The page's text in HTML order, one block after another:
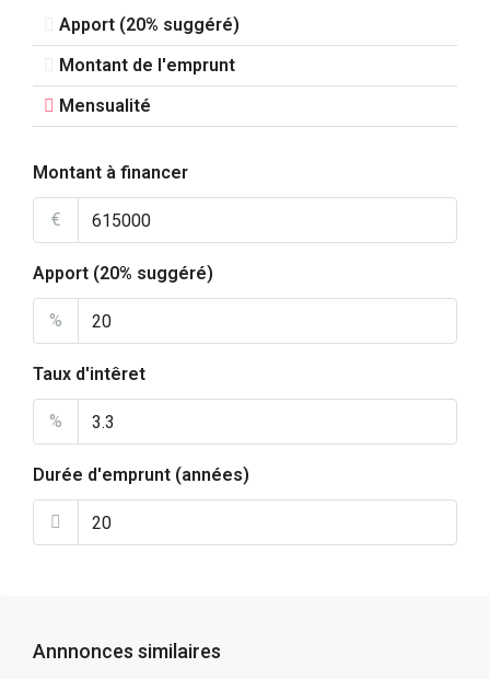
Apport (20% suggéré)
Montant de l'emprunt
Mensualité
Montant à financer
€
Apport (20% suggéré)
%
Taux d'intêret
%
Durée d'emprunt (années)
Annnonces similaires